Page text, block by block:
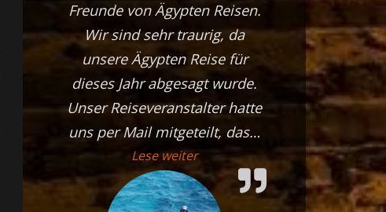
Freunde von Ägypten Reisen.
Wir sind sehr traurig, da
unsere Ägypten Reise für
dieses Jahr abgesagt wurde.
Unser Reiseveranstalter hatte
uns per Mail mitgeteilt, das…
Lese weiter„Unsere Ägypten Reise 2020